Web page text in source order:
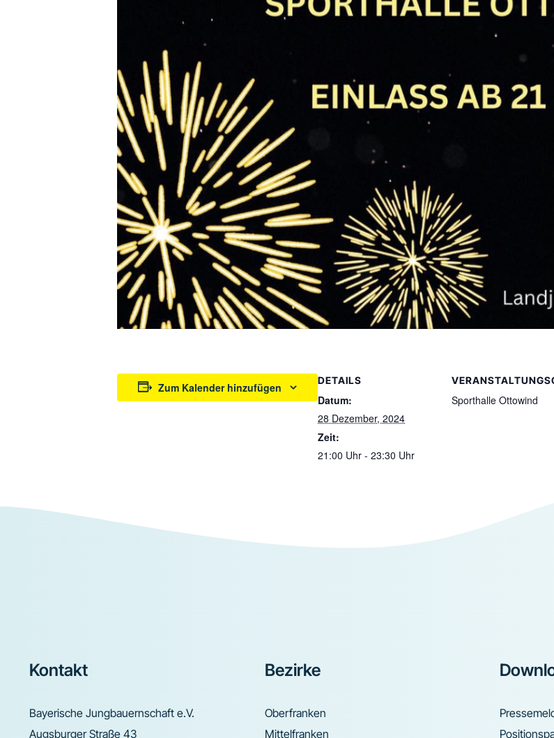
Zum Kalender hinzufügen
DETAILS
Datum:
28 Dezember, 2024
Zeit:
21:00 Uhr - 23:30 Uhr
Sporthalle Ottowind
Footer
Kontakt
Bayerische Jungbauernschaft e.V.
Augsburger Straße 43
Bezirke
Oberfranken
Mittelfranken